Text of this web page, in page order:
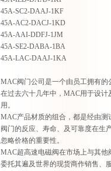
45A-SC2-DAAJ-1KF
45A-AC2-DACJ-1KD
45A-AAI-DDFJ-1JM
45A-SE2-DABA-1BA
45A-LAC-DAAJ-1KA
MAC阀门公司是一个由员工拥有的
在过去六十几年中，MAC用于设
用。
MAC产品材质的组合，都是经由测
阀门的反应、寿命、及可靠度在生
忽略价格的重要性。
MAC超高速电磁阀在市场上与其他
委托其遍及世界的现货商作销售、